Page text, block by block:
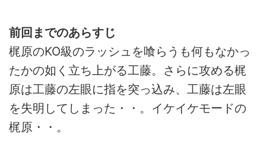
前回までのあらすじ
梶原のKO級のラッシュを喰らうも何もなかっ
たかの如く立ち上がる工藤。さらに攻める梶
原は工藤の左眼に指を突っ込み、工藤は左眼
を失明してしまった・・。イケイケモードの
梶原・・。